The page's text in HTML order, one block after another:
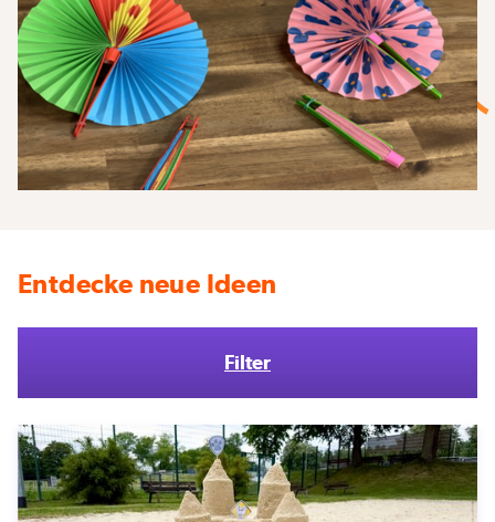
Entdecke neue Ideen
Filter